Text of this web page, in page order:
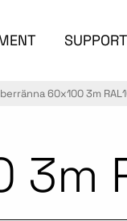
SUPPORT
60x100 3m